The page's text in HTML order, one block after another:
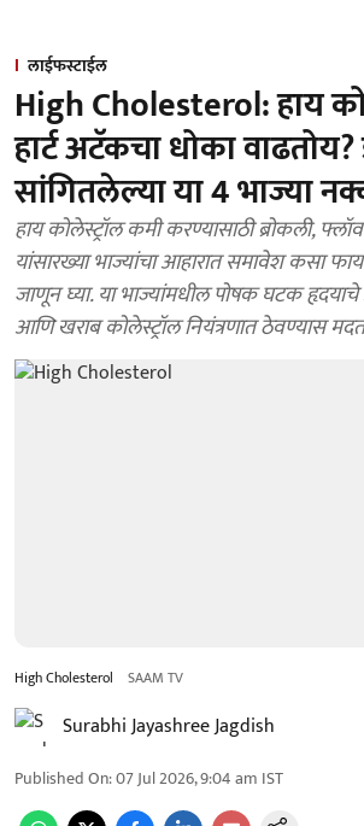
लाईफस्टाईल
High Cholesterol: हाय
हार्ट अटॅकचा धोका वाढतोय?
सांगितलेल्या या 4 भाज्या
हाय कोलेस्ट्रॉल कमी करण्यासाठी ब्रोकली,
यांसारख्या भाज्यांचा आहारात समावेश कसा
जाणून घ्या. या भाज्यांमधील पोषक घटक
आणि खराब कोलेस्ट्रॉल नियंत्रणात ठेवण्यास
High Cholesterol SAAM TV
Surabhi Jayashree Jagdish
Published On:07 Jul 2026, 9:04 am IST